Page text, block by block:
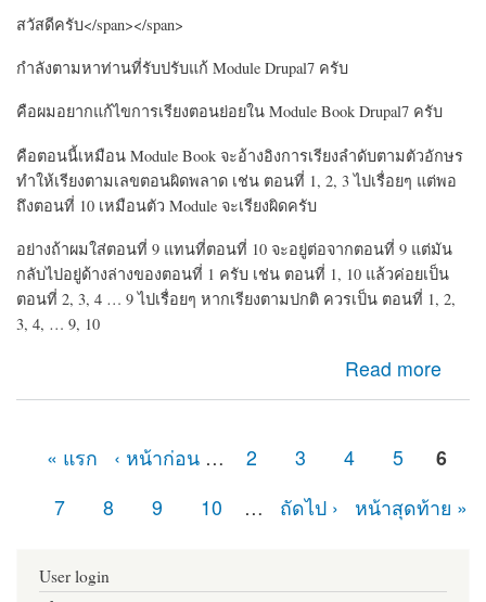
สวัสดีครับ</span></span>
กำลังตามหาท่านที่รับปรับแก้ Module Drupal7 ครับ
คือผมอยากแก้ไขการเรียงตอนย่อยใน Module Book Drupal7 ครับ
คือตอนนี้เหมือน Module Book จะอ้างอิงการเรียงลำดับตามตัวอักษร
ทำให้เรียงตามเลขตอนผิดพลาด เช่น ตอนที่ 1, 2, 3 ไปเรื่อยๆ แต่พอ
ถึงตอนที่ 10 เหมือนตัว Module จะเรียงผิดครับ
อย่างถ้าผมใส่ตอนที่ 9 แทนที่ตอนที่ 10 จะอยู่ต่อจากตอนที่ 9 แต่มัน
กลับไปอยู่ด้างล่างของตอนที่ 1 ครับ เช่น ตอนที่ 1, 10 แล้วค่อยเป็น
ตอนที่ 2, 3, 4 … 9 ไปเรื่อยๆ หากเรียงตามปกติ ควรเป็น ตอนที่ 1, 2,
3, 4, … 9, 10
Read more
about หาคนรับปรับแก้ Module CMS Drupal เกี่ยวกับ Book
Module
« แรก ‹ หน้าก่อน … 2 3 4 5
6
7
8 9 10 … ถัดไป › หน้าสุดท้าย »
User login